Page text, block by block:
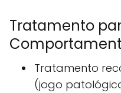
Tratamento
Tratamento
(jogo